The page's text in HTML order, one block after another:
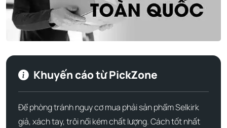
nữa. Điểm ngọt tối đa của lõi được tăng cường hơn nữa
nhờ cấu trúc tổ ong, mang lại cảm giác ổn định hơn trong
mỗi lần chụp.
Khuyến cáo từ PickZone
Để phòng tránh nguy cơ mua phải sản phẩm Selkirk
giả, xách tay, trôi nổi kém chất lượng. Cách tốt nhất